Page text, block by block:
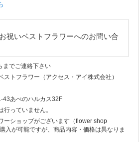
祝いベストフラワーへのお問い合
までご連絡下さい
トフラワー（アクセス・アイ株式会社）
43あべのハルカス32F
っていません。
ーショップがございます（flower shop
入が可能ですが、商品内容・価格は異なりま